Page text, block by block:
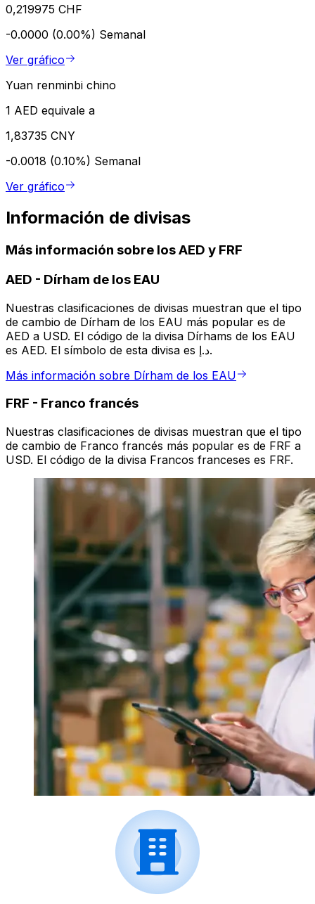
0,219975 CHF
-0.0000 (0.00%) Semanal
Ver gráfico
Yuan renminbi chino
1 AED equivale a
1,83735 CNY
-0.0018 (0.10%) Semanal
Ver gráfico
Información de divisas
Más información sobre los AED y FRF
AED - Dírham de los EAU
Nuestras clasificaciones de divisas muestran que el tipo
de cambio de Dírham de los EAU más popular es de
AED a USD. El código de la divisa Dírhams de los EAU
es AED. El símbolo de esta divisa es د.إ.
Más información sobre Dírham de los EAU
FRF - Franco francés
Nuestras clasificaciones de divisas muestran que el tipo
de cambio de Franco francés más popular es de FRF a
USD. El código de la divisa Francos franceses es FRF.